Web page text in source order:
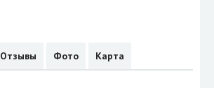
Отзывы Фото Карта